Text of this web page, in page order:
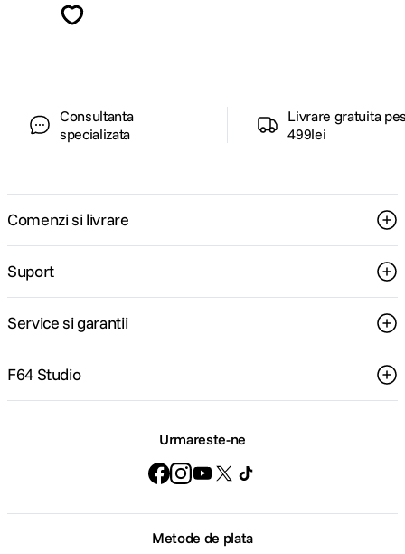
Consultanta
specializata
Livrare gratuita
499lei
Comenzi si livrare
Suport
Service si garantii
F64 Studio
Urmareste-ne
Metode de plata